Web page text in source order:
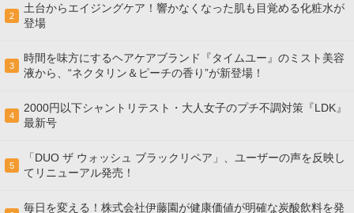
2
土台からエイジングケア！響かなくなった肌も目覚める化粧水が
登場
3
時間を味方にするヘアケアブランド『タイムユー』のミスト美容
液から、“ネクタリン＆ピーチの香り”が新登場！
4
2000円以下シャントリテスト・大人女子のプチ不調対策『LDK』
最新号
5
「DUO ザ ウォッシュ ブラックリペア」、ユーザーの声を反映し
てリニューアル発売！
毎日を変える！株式会社伊藤園が健康価値が明確な炭酸飲料を発